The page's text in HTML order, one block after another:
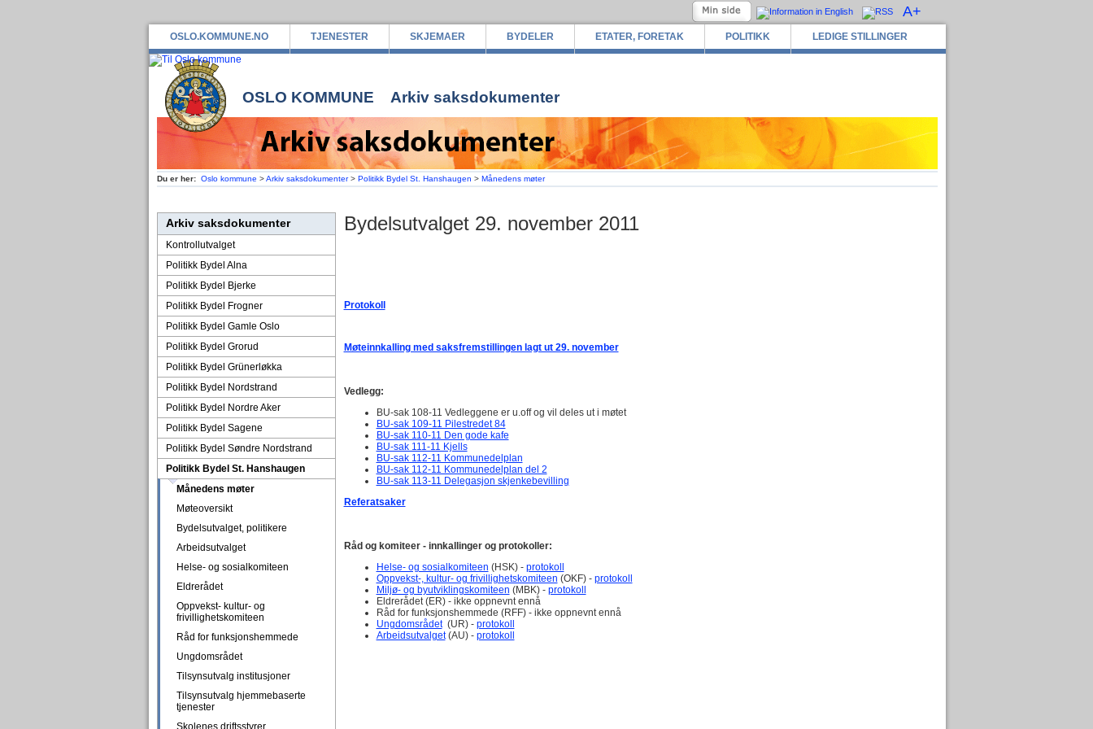
OSLO.KOMMUNE.NO TJENESTER SKJEMAER BYDELER ETATER, FORETAK POLITIKK LEDIGE STILLINGER
A+
OSLO KOMMUNE Arkiv saksdokumenter
Du er her: Oslo kommune >Arkiv saksdokumenter> Politikk Bydel St. Hanshaugen > Månedens møter
Arkiv saksdokumenter
Kontrollutvalget
Politikk Bydel Alna
Politikk Bydel Bjerke
Politikk Bydel Frogner
Politikk Bydel Gamle Oslo
Politikk Bydel Grorud
Politikk Bydel Grünerløkka
Politikk Bydel Nordstrand
Politikk Bydel Nordre Aker
Politikk Bydel Sagene
Politikk Bydel Søndre Nordstrand
Politikk Bydel St. Hanshaugen
Månedens møter
Møteoversikt
Bydelsutvalget, politikere
Arbeidsutvalget
Helse- og sosialkomiteen
Eldrerådet
Oppvekst- kultur- og
frivillighetskomiteen
Råd for funksjonshemmede
Ungdomsrådet
Tilsynsutvalg institusjoner
Tilsynsutvalg hjemmebaserte
tjenester
Skolenes driftsstyrer
Bydelsutvalget 29. november 2011
Protokoll
Møteinnkalling med saksfremstillingen lagt ut 29. november
Vedlegg:
BU-sak 108-11 Vedleggene er u.off og vil deles ut i møtet
BU-sak 109-11 Pilestredet 84
BU-sak 110-11 Den gode kafe
BU-sak 111-11 Kjells
BU-sak 112-11 Kommunedelplan
BU-sak 112-11 Kommunedelplan del 2
BU-sak 113-11 Delegasjon skjenkebevilling
Referatsaker
Råd og komiteer - innkallinger og protokoller:
Helse- og sosialkomiteen (HSK) - protokoll
Oppvekst-, kultur- og frivillighetskomiteen (OKF) - protokoll
Miljø- og byutviklingskomiteen (MBK) - protokoll
Eldrerådet (ER) - ikke oppnevnt ennå
Råd for funksjonshemmede (RFF) - ikke oppnevnt ennå
Ungdomsrådet(UR) - protokoll
Arbeidsutvalget(AU) - protokoll